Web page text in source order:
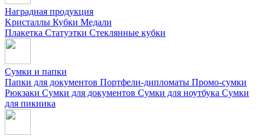
Наградная продукция
Kристаллы Кубки Медали
Плакетка Статуэтки Стеклянные кубки
Сумки и папки
Папки для документов Портфели-дипломаты Промо-сумки
Рюкзаки Сумки для документов Сумки для ноутбука Сумки
для пикника